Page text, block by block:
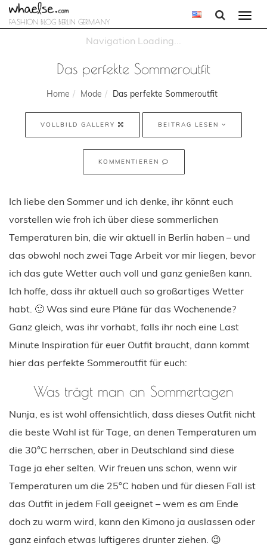
FASHION BLOG BERLIN GERMANY
Das perfekte Sommeroutfit
Home Mode Das perfekte Sommeroutfit
VOLLBILD GALLERY BEITRAG LESEN
KOMMENTIEREN
Ich liebe den Sommer und ich denke, ihr könnt euch
vorstellen wie froh ich über diese sommerlichen
Temperaturen bin, die wir aktuell in Berlin haben – und
das obwohl noch zwei Tage Arbeit vor mir liegen, bevor
ich das gute Wetter auch voll und ganz genießen kann.
Ich hoffe, dass ihr aktuell auch so großartiges Wetter
habt. 🙂 Was sind eure Pläne für das Wochenende?
Ganz gleich, was ihr vorhabt, falls ihr noch eine Last
Minute Inspiration für euer Outfit braucht, dann kommt
hier das perfekte Sommeroutfit für euch:
Was trägt man an Sommertagen
Nunja, es ist wohl offensichtlich, dass dieses Outfit nicht
die beste Wahl ist für Tage, an denen Temperaturen um
die 30°C herrschen, aber in Deutschland sind diese
Tage ja eher selten. Wir freuen uns schon, wenn wir
Temperaturen um die 25°C haben und für diesen Fall ist
das Outfit in jedem Fall geeignet – wem es am Ende
doch zu warm wird, kann den Kimono ja auslassen oder
ganz einfach etwas luftigeres drunter ziehen. 😉